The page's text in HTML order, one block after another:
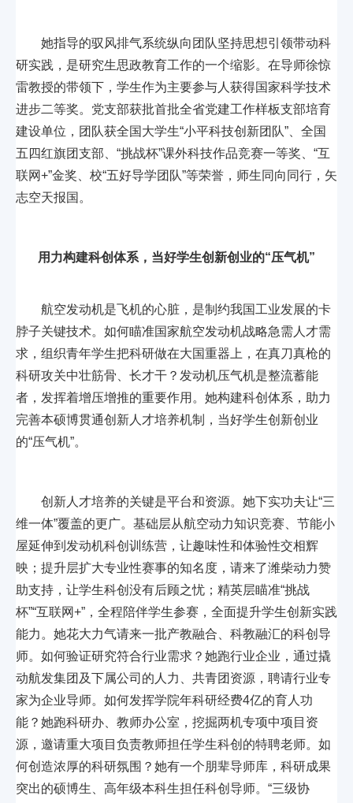
她指导的驭风排气系统纵向团队坚持思想引领带动科
研实践，是研究生思政教育工作的一个缩影。在导师徐惊
雷教授的带领下，学生作为主要参与人获得国家科学技术
进步二等奖。党支部获批首批全省党建工作样板支部培育
建设单位，团队获全国大学生“小平科技创新团队”、全国
五四红旗团支部、“挑战杯”课外科技作品竞赛一等奖、“互
联网+”金奖、校“五好导学团队”等荣誉，师生同向同行，矢
志空天报国。
用力构建科创体系，当好学生创新创业的“压气机”
航空发动机是飞机的心脏，是制约我国工业发展的卡
脖子关键技术。如何瞄准国家航空发动机战略急需人才需
求，组织青年学生把科研做在大国重器上，在真刀真枪的
科研攻关中壮筋骨、长才干？发动机压气机是整流蓄能
者，发挥着增压增推的重要作用。她构建科创体系，助力
完善本硕博贯通创新人才培养机制，当好学生创新创业
的“压气机”。
创新人才培养的关键是平台和资源。她下实功夫让“三
维一体”覆盖的更广。基础层从航空动力知识竞赛、节能小
屋延伸到发动机科创训练营，让趣味性和体验性交相辉
映；提升层扩大专业性赛事的知名度，请来了潍柴动力赞
助支持，让学生科创没有后顾之忧；精英层瞄准“挑战
杯”“互联网+”，全程陪伴学生参赛，全面提升学生创新实践
能力。她花大力气请来一批产教融合、科教融汇的科创导
师。如何验证研究符合行业需求？她跑行业企业，通过撬
动航发集团及下属公司的人力、共青团资源，聘请行业专
家为企业导师。如何发挥学院年科研经费4亿的育人功
能？她跑科研办、教师办公室，挖掘两机专项中项目资
源，邀请重大项目负责教师担任学生科创的特聘老师。如
何创造浓厚的科研氛围？她有一个朋辈导师库，科研成果
突出的硕博生、高年级本科生担任科创导师。“三级协